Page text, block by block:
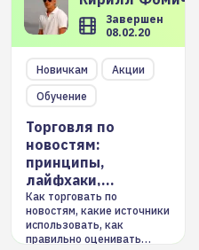
Завершен
08.02.20
Новичкам
Акции
Обучение
Торговля по
новостям:
принципы,
лайфхаки,
инструменты
Как торговать по
новостям, какие источники
использовать, как
правильно оценивать